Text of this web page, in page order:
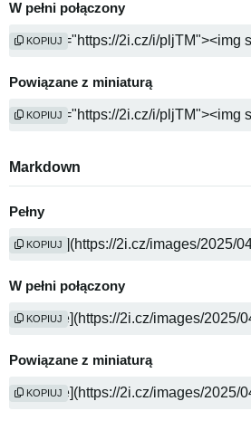
W pełni połączony
KOPIUJ
Powiązane z miniaturą
KOPIUJ
Markdown
Pełny
KOPIUJ
W pełni połączony
KOPIUJ
Powiązane z miniaturą
KOPIUJ